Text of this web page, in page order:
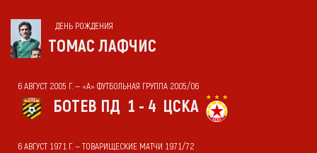
ДЕНЬ РОЖДЕНИЯ
ТОМАС ЛАФЧИС
6 АВГУСТ 2005 Г. — «А» ФУТБОЛЬНАЯ ГРУППА 2005/06
БОТЕВ ПД 1 - 4 ЦСКА
6 АВГУСТ 1971 Г. — ТОВАРИЩЕСКИЕ МАТЧИ 1971/72